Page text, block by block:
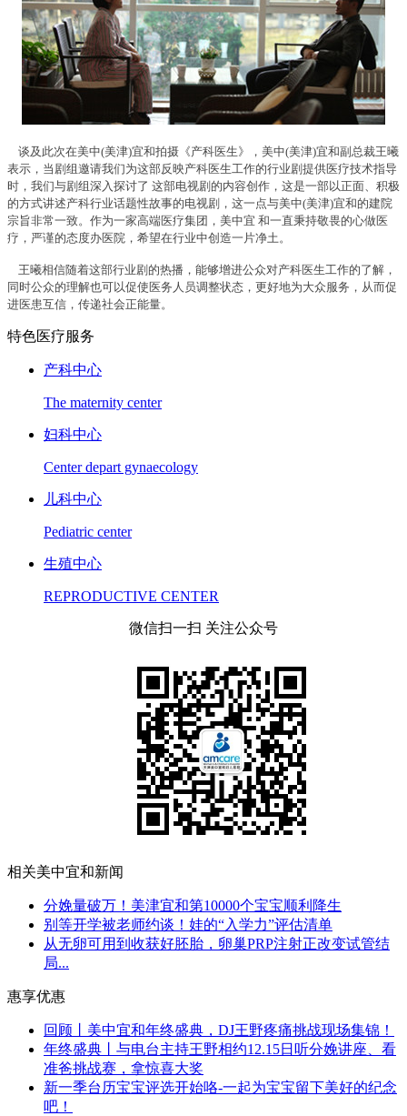
谈及此次在美中(美津)宜和拍摄《产科医生》，美中(美津)宜和副总裁王曦
表示，当剧组邀请我们为这部反映产科医生工作的行业剧提供医疗技术指导
时，我们与剧组深入探讨了 这部电视剧的内容创作，这是一部以正面、积极
的方式讲述产科行业话题性故事的电视剧，这一点与美中(美津)宜和的建院
宗旨非常一致。作为一家高端医疗集团，美中宜 和一直秉持敬畏的心做医
疗，严谨的态度办医院，希望在行业中创造一片净土。
王曦相信随着这部行业剧的热播，能够增进公众对产科医生工作的了解，
同时公众的理解也可以促使医务人员调整状态，更好地为大众服务，从而促
进医患互信，传递社会正能量。
特色医疗服务
产科中心
The maternity center
妇科中心
Center depart gynaecology
儿科中心
Pediatric center
生殖中心
REPRODUCTIVE CENTER
微信扫一扫 关注公众号
相关美中宜和新闻
分娩量破万！美津宜和第10000个宝宝顺利降生
别等开学被老师约谈！娃的“入学力”评估清单
从无卵可用到收获好胚胎，卵巢PRP注射正改变试管结
局...
惠享优惠
回顾丨美中宜和年终盛典，DJ王野疼痛挑战现场集锦！
年终盛典丨与电台主持王野相约12.15日听分娩讲座、看
准爸挑战赛，拿惊喜大奖
新一季台历宝宝评选开始咯-一起为宝宝留下美好的纪念
吧！